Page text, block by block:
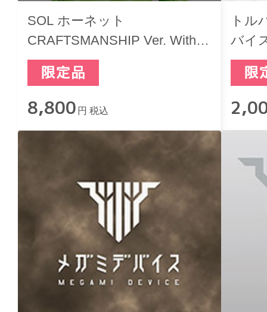
SOL ホーネット
CRAFTSMANSHIP Ver. Withフ
ァーストカーミュージアム
E235系 山手線 メガミデバイ
ス ラッピング車両
8,800 円 税込
トル
バイ